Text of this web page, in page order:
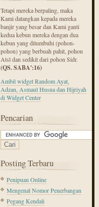
Tetapi mereka berpaling, maka
Kami datangkan kepada mereka
banjir yang besar dan Kami ganti
kedua kebun mereka dengan dua
kebun yang ditumbuhi (pohon-
pohon) yang berbuah pahit, pohon
Atsl dan sedikit dari pohon Sidr.
(QS. SABA':16)
Ambil widget Random Ayat,
Adzan, Asmaul Husna dan Hijriyah
di Widget Center
Pencarian
Posting Terbaru
Penipuan Online
Mengenal Nomor Penerbangan
Pegang Kendali